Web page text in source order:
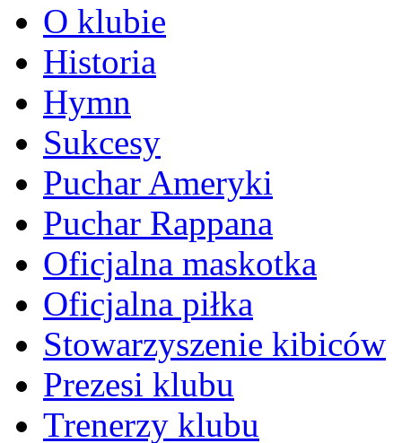
O klubie
Historia
Hymn
Sukcesy
Puchar Ameryki
Puchar Rappana
Oficjalna maskotka
Oficjalna piłka
Stowarzyszenie kibiców
Prezesi klubu
Trenerzy klubu